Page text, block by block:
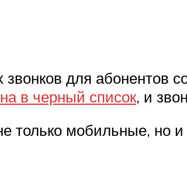
для абонентов
в черный список, и
только мобильные, но